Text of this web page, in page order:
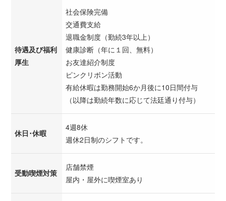
待遇及び福利
厚生
社会保険完備
交通費支給
退職金制度（勤続3年以上）
健康診断（年に１回、無料）
お友達紹介制度
ピンクリボン活動
有給休暇は勤務開始6か月後に10日間付与
（以降は勤続年数に応じて法廷通り付与）
休日･休暇
4週8休
週休2日制のシフトです。
受動喫煙対策
店舗禁煙
屋内・屋外に喫煙室あり